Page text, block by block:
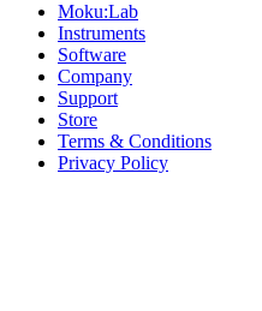
Moku:Lab
Instruments
Software
Company
Support
Store
Terms & Conditions
Privacy Policy